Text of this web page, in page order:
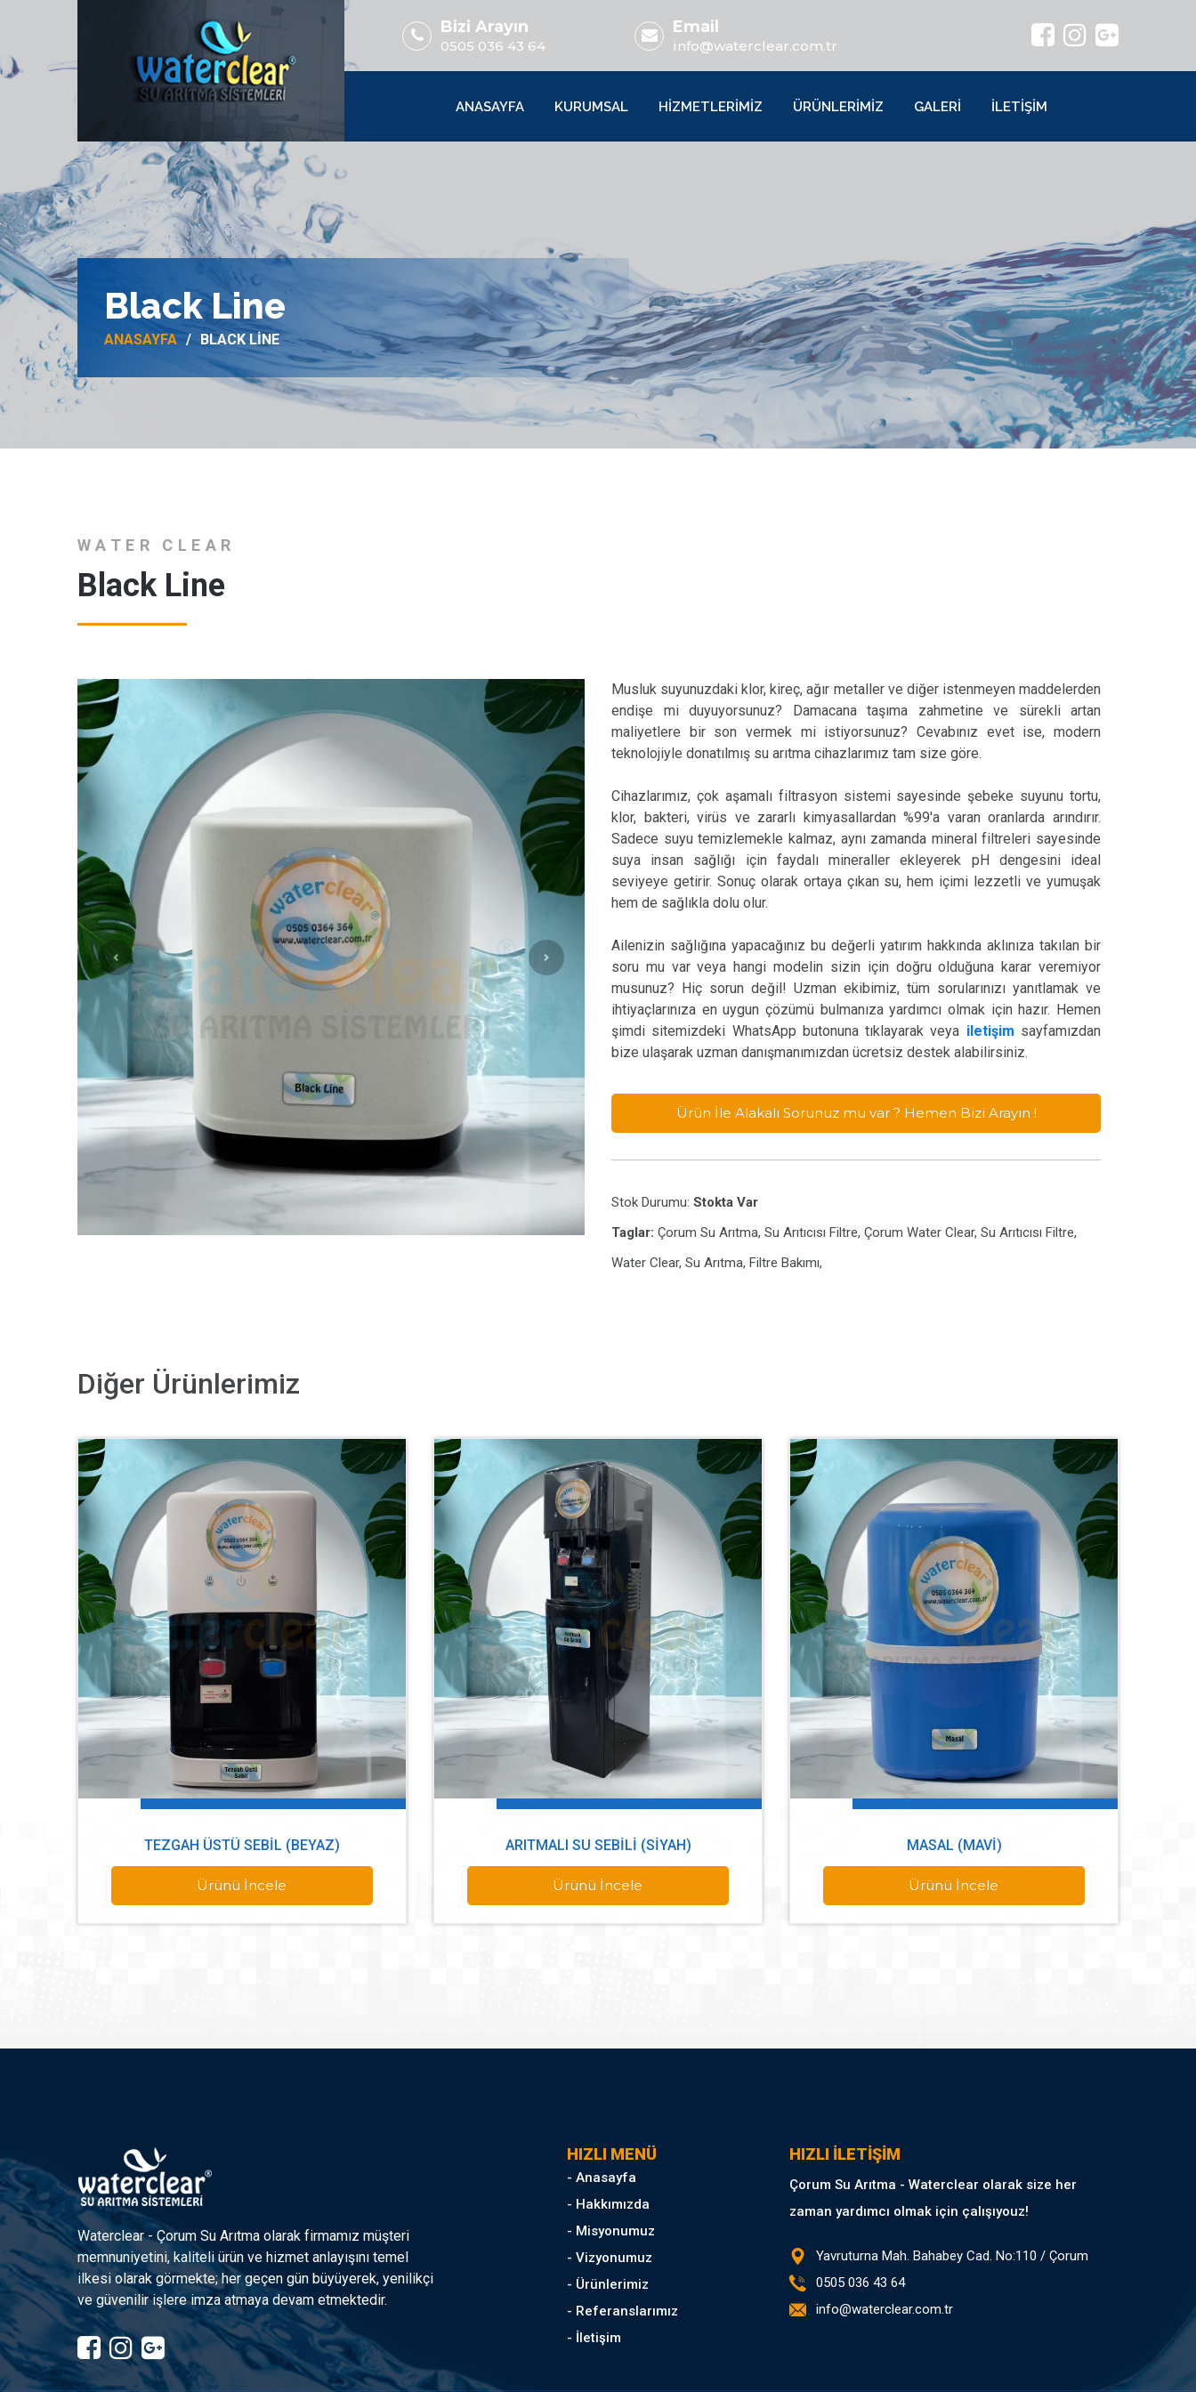
Bizi Arayın
0505 036 43 64
Email
info@waterclear.com.tr
ANASAYFA KURUMSAL HİZMETLERİMİZ ÜRÜNLERİMİZ GALERİ İLETİŞİM
Black Line
ANASAYFA BLACK LINE
WATER CLEAR
Black Line
Musluk suyunuzdaki klor, kireç, ağır metaller ve diğer istenmeyen maddelerden
endişe mi duyuyorsunuz? Damacana taşıma zahmetine ve sürekli artan
maliyetlere bir son vermek mi istiyorsunuz? Cevabınız evet ise, modern
teknolojiyle donatılmış su arıtma cihazlarımız tam size göre.
Cihazlarımız, çok aşamalı filtrasyon sistemi sayesinde şebeke suyunu tortu,
klor, bakteri, virüs ve zararlı kimyasallardan %99'a varan oranlarda arındırır.
Sadece suyu temizlemekle kalmaz, aynı zamanda mineral filtreleri sayesinde
suya insan sağlığı için faydalı mineraller ekleyerek pH dengesini ideal
seviyeye getirir. Sonuç olarak ortaya çıkan su, hem içimi lezzetli ve yumuşak
hem de sağlıkla dolu olur.
Ailenizin sağlığına yapacağınız bu değerli yatırım hakkında aklınıza takılan bir
soru mu var veya hangi modelin sizin için doğru olduğuna karar veremiyor
musunuz? Hiç sorun değil! Uzman ekibimiz, tüm sorularınızı yanıtlamak ve
ihtiyaçlarınıza en uygun çözümü bulmanıza yardımcı olmak için hazır. Hemen
şimdi sitemizdeki WhatsApp butonuna tıklayarak veya iletişim sayfamızdan
bize ulaşarak uzman danışmanımızdan ücretsiz destek alabilirsiniz.
Ürün İle Alakalı Sorunuz mu var ? Hemen Bizi Arayın !
Stok Durumu: Stokta Var
Taglar: Çorum Su Arıtma, Su Arıtıcısı Filtre, Çorum Water Clear, Su Arıtıcısı Filtre,
Water Clear, Su Arıtma, Filtre Bakımı,
Diğer Ürünlerimiz
TEZGAH ÜSTÜ SEBIL (BEYAZ)
Ürünü İncele
ARITMALI SU SEBILI (SIYAH)
Ürünü İncele
MASAL (MAVI)
Ürünü İncele
Waterclear - Çorum Su Arıtma olarak firmamız müşteri
memnuniyetini, kaliteli ürün ve hizmet anlayışını temel
ilkesi olarak görmekte; her geçen gün büyüyerek, yenilikçi
ve güvenilir işlere imza atmaya devam etmektedir.
HIZLI MENÜ
- Anasayfa
- Hakkımızda
- Misyonumuz
- Vizyonumuz
- Ürünlerimiz
- Referanslarımız
- İletişim
HIZLI İLETİŞİM
Çorum Su Arıtma - Waterclear olarak size her
zaman yardımcı olmak için çalışıyouz!
Yavruturna Mah. Bahabey Cad. No:110 / Çorum
0505 036 43 64
info@waterclear.com.tr